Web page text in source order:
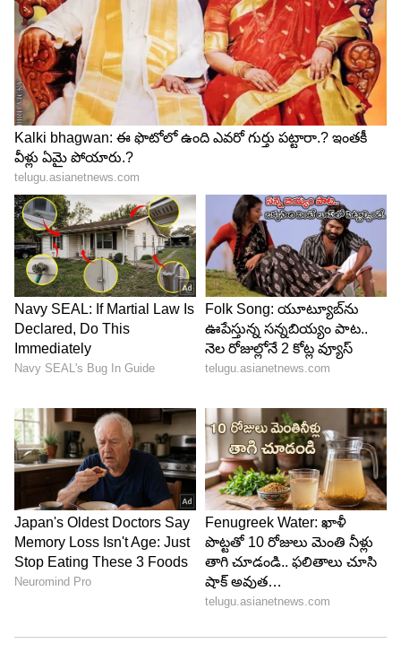
4
5
Image Credit :AI Generated
అసలు ఇంత సహాయం చేయడం, అతి మంచితనానికి
సైకాలజీలో 2 కారణాలు ఉన్నాయి. కారణం ఉంది. అందులో
మొదటిది ఫియర్ ఆఫ్ రిజక్షన్. ఇది ఎందుకు
వస్తుందంటే...దయ, అతి మంచితనం వల్ల. దయ ఉంటే
పర్లేదు. కానీ అతి మంచితనం పనికిరాదు. అందరినీ
సంతోషపెట్టాలని నిన్ను నువ్వు కోల్పోతావని సైకాలజిస్టులు
చెబుతున్నారు. నీ సాయం అలవాటు కాకూడదు.